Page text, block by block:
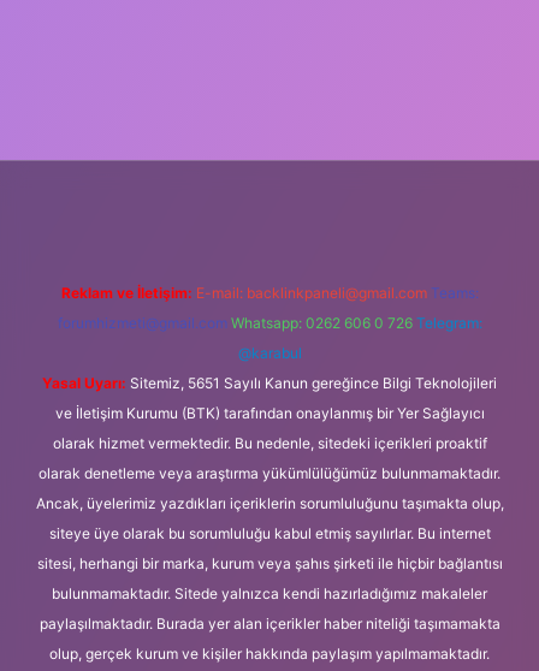
Reklam ve İletişim: E-mail: backlinkpaneli@gmail.com Teams:
forumhizmeti@gmail.com Whatsapp: 0262 606 0 726 Telegram:
@karabul
Yasal Uyarı: Sitemiz, 5651 Sayılı Kanun gereğince Bilgi Teknolojileri
ve İletişim Kurumu (BTK) tarafından onaylanmış bir Yer Sağlayıcı
olarak hizmet vermektedir. Bu nedenle, sitedeki içerikleri proaktif
olarak denetleme veya araştırma yükümlülüğümüz bulunmamaktadır.
Ancak, üyelerimiz yazdıkları içeriklerin sorumluluğunu taşımakta olup,
siteye üye olarak bu sorumluluğu kabul etmiş sayılırlar. Bu internet
sitesi, herhangi bir marka, kurum veya şahıs şirketi ile hiçbir bağlantısı
bulunmamaktadır. Sitede yalnızca kendi hazırladığımız makaleler
paylaşılmaktadır. Burada yer alan içerikler haber niteliği taşımamakta
olup, gerçek kurum ve kişiler hakkında paylaşım yapılmamaktadır.